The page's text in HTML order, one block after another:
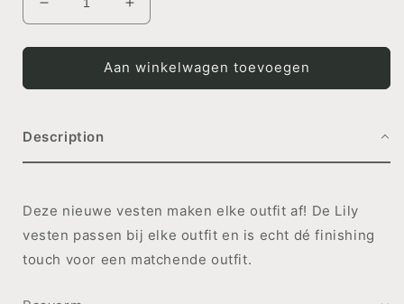
Aantal
verlagen
voor
Lily
Aantal
verhogen
voor
VEST
Lily
Aan winkelwagen toevoegen
Description
Deze nieuwe vesten maken elke outfit af! De Lily
vesten passen bij elke outfit en is echt dé finishing
touch voor een matchende outfit.